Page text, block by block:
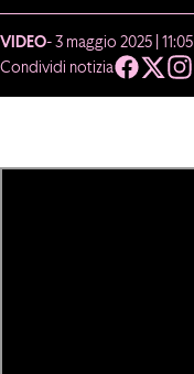
VIDEO- 3 maggio 2025 | 11:05
Condividi notizia